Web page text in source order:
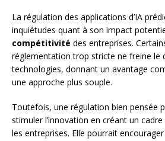
La régulation des applications d’IA
inquiétudes quant à son impact
compétitivité des entreprises.
réglementation trop stricte ne freine le
technologies, donnant un avantage
une approche plus souple.
Toutefois, une régulation bien pensée
stimuler l’innovation en créant un
les entreprises. Elle pourrait